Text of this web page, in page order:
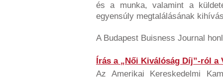
és a munka, valamint a
egyensúly megtalálásának
A Budapest Buisness Journal
Írás a „Női Kiválóság Díj”-ról a
Az Amerikai Kereskedelmi